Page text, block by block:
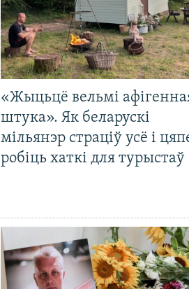
«Жыцьцё вельмі
штука». Як беларускі
мільянэр страціў усё і
робіць хаткі для турыстаў